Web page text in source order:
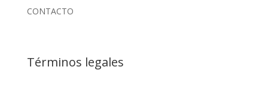
CONTACTO
Términos legales